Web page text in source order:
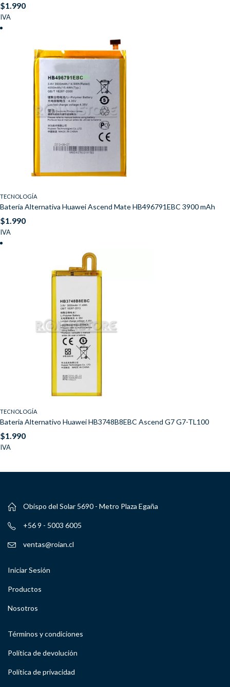
$1.990
IVA
TECNOLOGÍA
Batería Alternativa Huawei Ascend Mate HB496791EBC 3900 mAh
$1.990
IVA
TECNOLOGÍA
Bateria Alternativo Huawei HB3748B8EBC Ascend G7 G7-TL100
$1.990
IVA
Obispo del Solar 5690 - Metro Plaza Egaña
+56 9 - 5003 6005
ventas@roian.cl
Iniciar Sesión
Productos
Nosotros
Términos y condiciones
Política de devolución
Política de privacidad